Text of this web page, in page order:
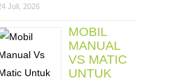
Juli, 2026
MOBIL
MANUAL
VS MATIC
UNTUK